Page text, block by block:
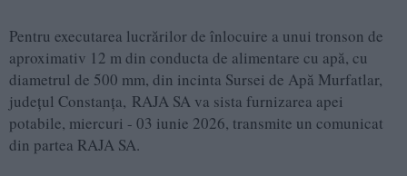
Pentru executarea lucrărilor de înlocuire a unui tronson de
aproximativ 12 m din conducta de alimentare cu apă, cu
diametrul de 500 mm, din incinta Sursei de Apă Murfatlar,
județul Constanța, RAJA SA va sista furnizarea apei
potabile, miercuri - 03 iunie 2026, transmite un comunicat
din partea RAJA SA.